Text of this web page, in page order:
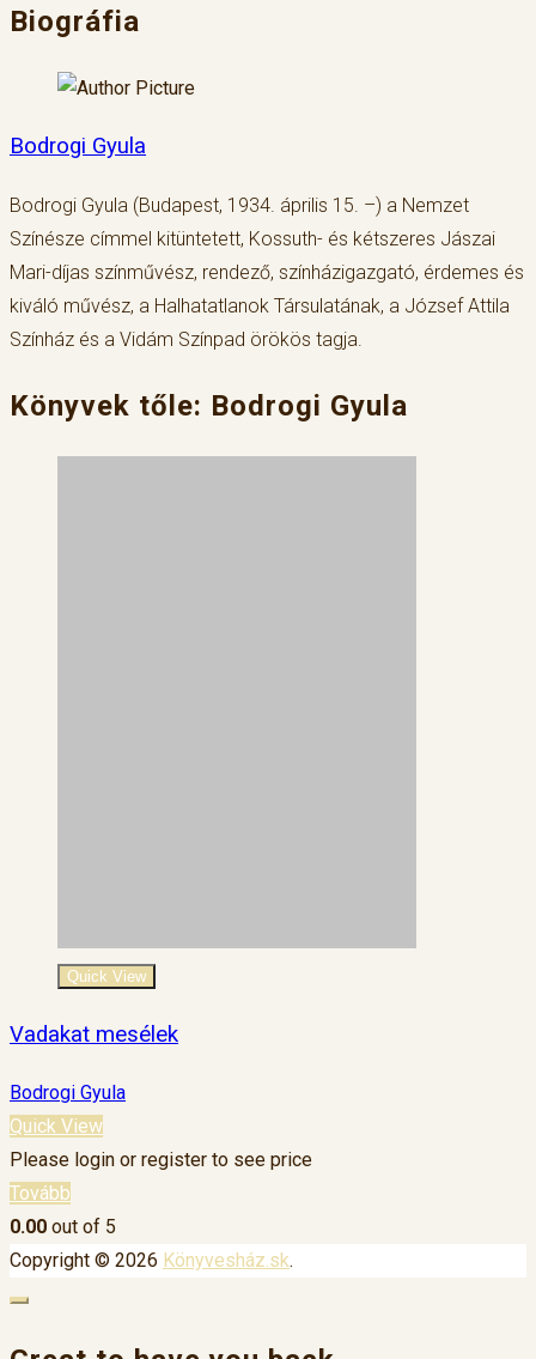
Biográfia
Bodrogi Gyula
Bodrogi Gyula (Budapest, 1934. április 15. –) a Nemzet
Színésze címmel kitüntetett, Kossuth- és kétszeres Jászai
Mari-díjas színművész, rendező, színházigazgató, érdemes és
kiváló művész, a Halhatatlanok Társulatának, a József Attila
Színház és a Vidám Színpad örökös tagja.
Könyvek tőle: Bodrogi Gyula
Quick View
Vadakat mesélek
Bodrogi Gyula
Quick View
Please login or register to see price
Tovább
0.00 out of 5
Copyright © 2026 Könyvesház.sk.